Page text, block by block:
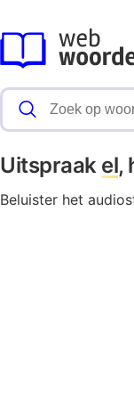
Uitspraak el,
Beluister het